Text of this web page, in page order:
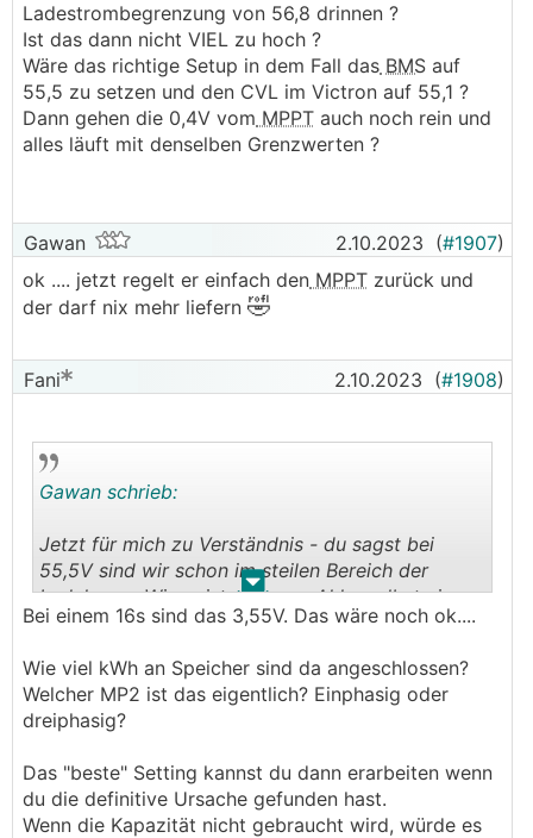
Ladestrombegrenzung von 56,8 drinnen ?
Ist das dann nicht VIEL zu hoch ?
Wäre das richtige Setup in dem Fall das BMS auf
55,5 zu setzen und den CVL im Victron auf 55,1 ?
Dann gehen die 0,4V vom MPPT auch noch rein und
alles läuft mit denselben Grenzwerten ?
Gawan 2.10.2023 (#1907)
ok .... jetzt regelt er einfach den MPPT zurück und
der darf nix mehr liefern 🤣
Fani 2.10.2023 (#1908)
. .
Gawan schrieb:
Jetzt für mich zu Verständnis - du sagst bei
55,5V sind wir schon im steilen Bereich der
Ladekurve. Wieso ist dann am Akku selbst eine
Ladestrombegrenzung von 56,8 drinnen ?
Wäre das richtige Setup in dem Fall dasBMSauf
55,5 zu setzen und den CVL im Victron auf 55,1
?
und alles läuft mit denselben Grenzwerten ?
Bei einem 16s sind das 3,55V. Das wäre noch ok....
Wie viel kWh an Speicher sind da angeschlossen?
Welcher MP2 ist das eigentlich? Einphasig oder
dreiphasig?
Das "beste" Setting kannst du dann erarbeiten wenn
du die definitive Ursache gefunden hast.
Wenn die Kapazität nicht gebraucht wird, würde es